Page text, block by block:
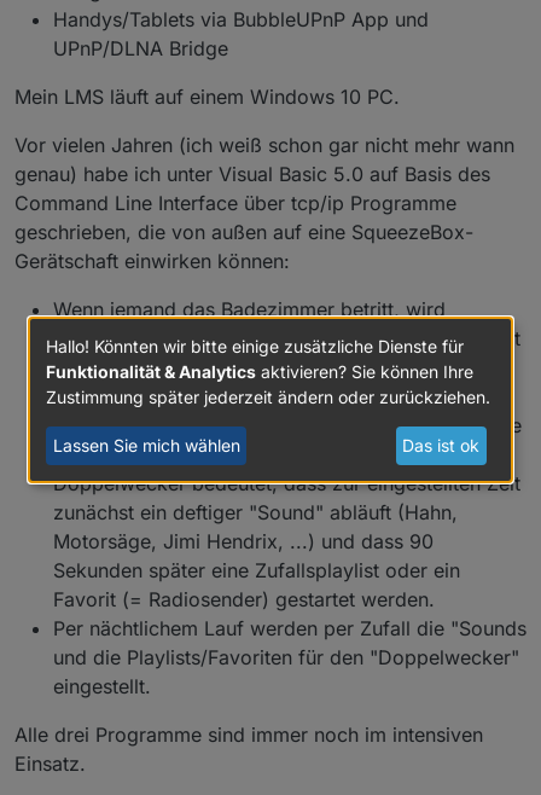
Handys/Tablets via BubbleUPnP App und
UPnP/DLNA Bridge
Mein LMS läuft auf einem Windows 10 PC.
Vor vielen Jahren (ich weiß schon gar nicht mehr wann
genau) habe ich unter Visual Basic 5.0 auf Basis des
Command Line Interface über tcp/ip Programme
geschrieben, die von außen auf eine SqueezeBox-
Gerätschaft einwirken können:
Wenn jemand das Badezimmer betritt, wird
zufallsgesteuert eine Zufallsplaylist oder ein Favorit
(= Radiosender) auf der Badezimmer-Squeezebox
gestartet.
Von einem PC aus kann ein "Doppelwecker" für die
Schlafzimmer-SqueezeBox gestellt werden.
Doppelwecker bedeutet, dass zur eingestellten Zeit
zunächst ein deftiger "Sound" abläuft (Hahn,
Motorsäge, Jimi Hendrix, ...) und dass 90
Sekunden später eine Zufallsplaylist oder ein
Favorit (= Radiosender) gestartet werden.
Per nächtlichem Lauf werden per Zufall die "Sounds
und die Playlists/Favoriten für den "Doppelwecker"
eingestellt.
Alle drei Programme sind immer noch im intensiven
Einsatz.
Hallo! Könnten wir bitte einige zusätzliche Dienste für
Funktionalität & Analytics aktivieren? Sie können Ihre
Zustimmung später jederzeit ändern oder zurückziehen.
Lassen Sie mich wählen Das ist ok